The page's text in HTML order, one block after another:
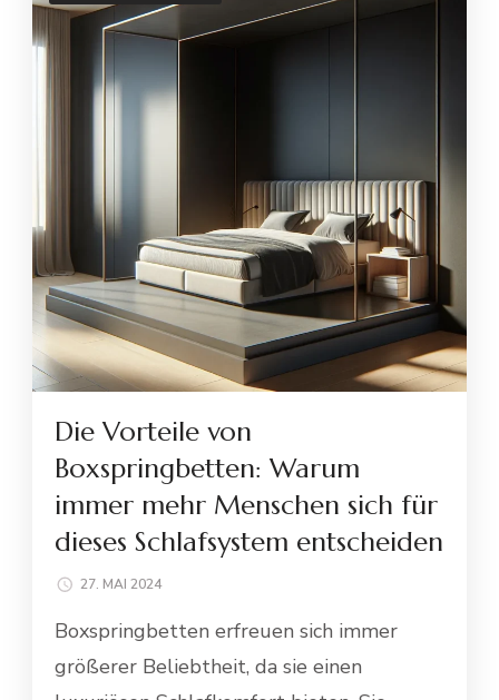
Die Vorteile von
Boxspringbetten: Warum
immer mehr Menschen sich für
dieses Schlafsystem entscheiden
27. MAI 2024
Boxspringbetten erfreuen sich immer
größerer Beliebtheit, da sie einen